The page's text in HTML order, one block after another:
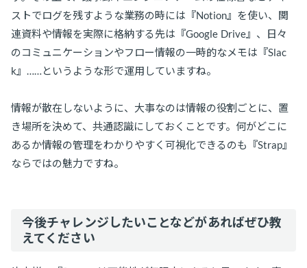
ストでログを残すような業務の時には『Notion』を使い、関
連資料や情報を実際に格納する先は『Google Drive』、日々
のコミュニケーションやフロー情報の一時的なメモは『Slac
k』……というような形で運用していますね。
情報が散在しないように、大事なのは情報の役割ごとに、置
き場所を決めて、共通認識にしておくことです。何がどこに
あるか情報の管理をわかりやすく可視化できるのも『Strap』
ならではの魅力ですね。
今後チャレンジしたいことなどがあればぜひ教
えてください